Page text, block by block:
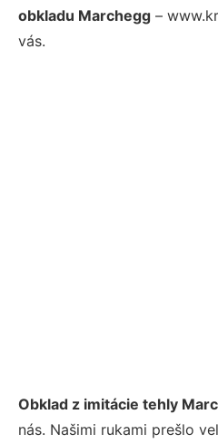
obkladu Marchegg –
vás.
Obklad z imitácie tehly
nás. Našimi rukami prešlo